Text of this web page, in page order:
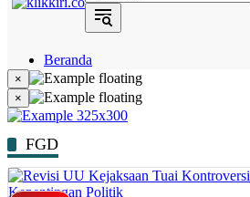
Beranda
Hukum
Berita
Politik
Narasi
Daerah
Metropolis
Eksekutif
×
×
FGD